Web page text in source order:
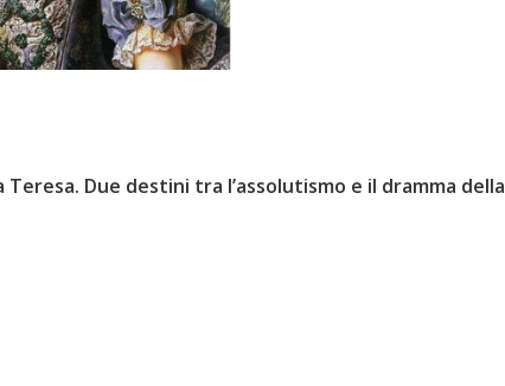
Due destini tra l’assolutismo e il dramma della